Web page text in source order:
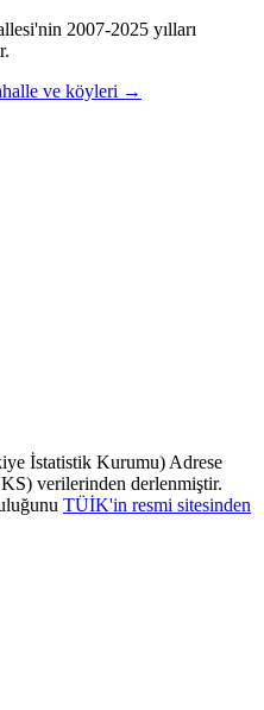
2007-2025 yılları
ve köyleri →
İstatistik Kurumu) Adrese
verilerinden derlenmiştir.
TÜİK'in resmi sitesinden